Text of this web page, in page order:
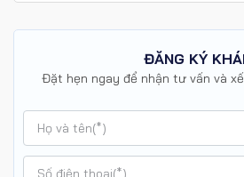
ĐĂNG KÝ
Đặt hẹn ngay để nhận tư vấn và